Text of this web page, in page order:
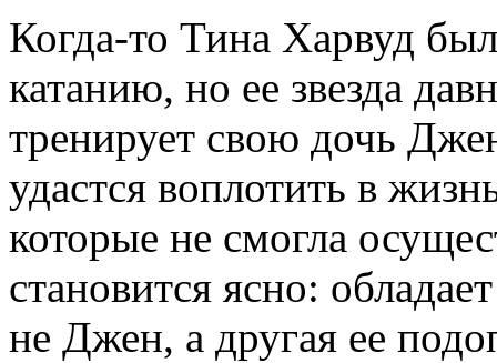
Когда-то Тина Харвуд
катанию, но ее звезда
тренирует свою дочь
удастся воплотить в
которые не смогла
становится ясно:
не Джен, а другая ее